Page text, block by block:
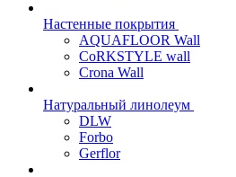
Настенные покрытия
AQUAFLOOR Wall
CoRKSTYLE wall
Crona Wall
Натуральный линолеум
DLW
Forbo
Gerflor